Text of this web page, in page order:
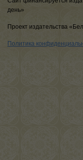
день»
Проект издательства
Политика